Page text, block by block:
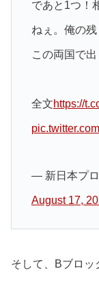
であと1つ！
ねぇ。俺の
この両国で出
全文https://
— 新日本プ
August 17,
そして、Bブロッ